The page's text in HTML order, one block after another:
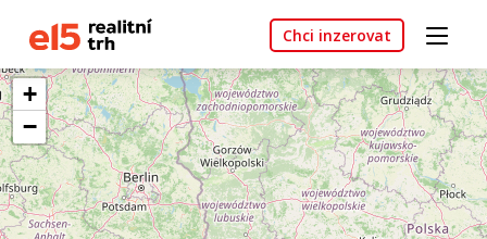
Chci inzerovat
+
−